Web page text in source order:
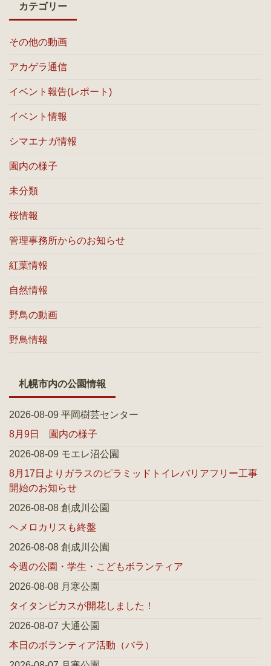
カテゴリー
その他の動画
アカゲラ通信
イベント報告(レポート)
イベント情報
シマエナガ情報
園内の様子
未分類
桜情報
管理事務所からのお知らせ
紅葉情報
自然情報
野鳥の動画
野鳥情報
札幌市内の公園情報
2026-08-09 平岡樹芸センター
8月9日 園内の様子
2026-08-09 モエレ沼公園
8月17日よりガラスのピラミッドトイレバリアフリー工事
開始のお知らせ
2026-08-08 創成川公園
ヘメロカリスも終盤
2026-08-08 創成川公園
今週の公園・学生・こどもボランティア
2026-08-08 月寒公園
タイタンビカスが開花しました！
2026-08-07 大通公園
本日のボランティア活動（バラ）